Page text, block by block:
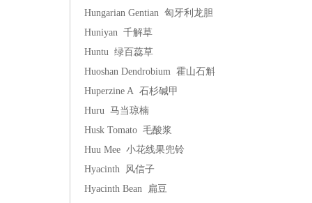
Hungarian Gentian 匈牙利龙胆
Huniyan 千解草
Huntu 绿百蕊草
Huoshan Dendrobium 霍山石斛
Huperzine A 石杉碱甲
Huru 马当琼楠
Husk Tomato 毛酸浆
Huu Mee 小花线果兜铃
Hyacinth 风信子
Hyacinth Bean 扁豆